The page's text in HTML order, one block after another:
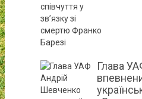
Глава